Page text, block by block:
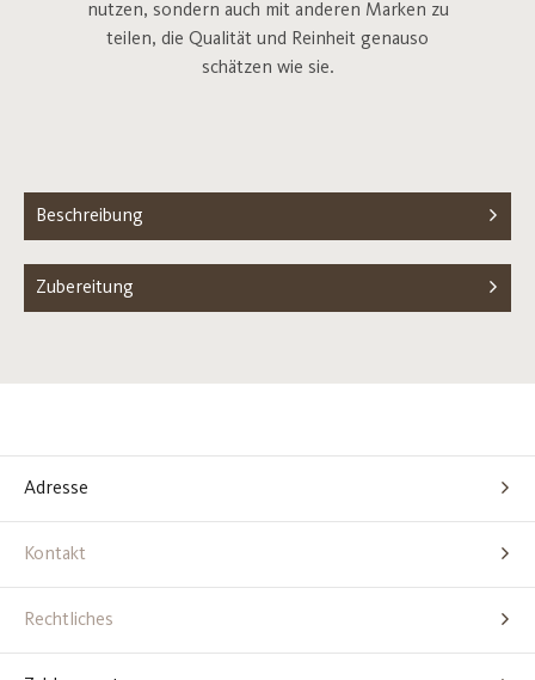
nutzen, sondern auch mit anderen Marken zu
teilen, die Qualität und Reinheit genauso
schätzen wie sie.
Beschreibung
Zubereitung
Adresse
Kontakt
Rechtliches